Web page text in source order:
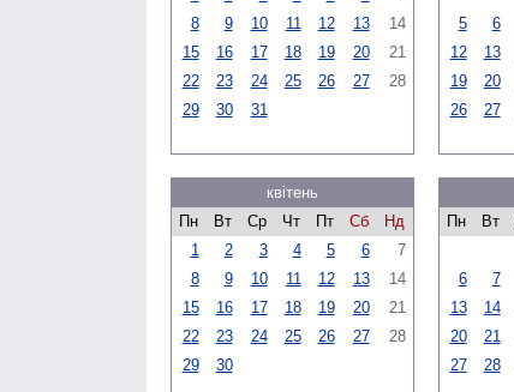
8
9 10 11 12 13
14
15
16 17 18 19 20
21
22
23 24 25 26 27
28
29
30 31
5
6
12
13
19
20
26
27
квітень
Пн
Вт Ср Чт Пт Сб
Нд
1
2 3 4 5 6
7
8
9 10 11 12 13
14
15
16 17 18 19 20
21
22
23 24 25 26 27
28
29
30
Пн
Вт
6
7
13
14
20
21
27
28